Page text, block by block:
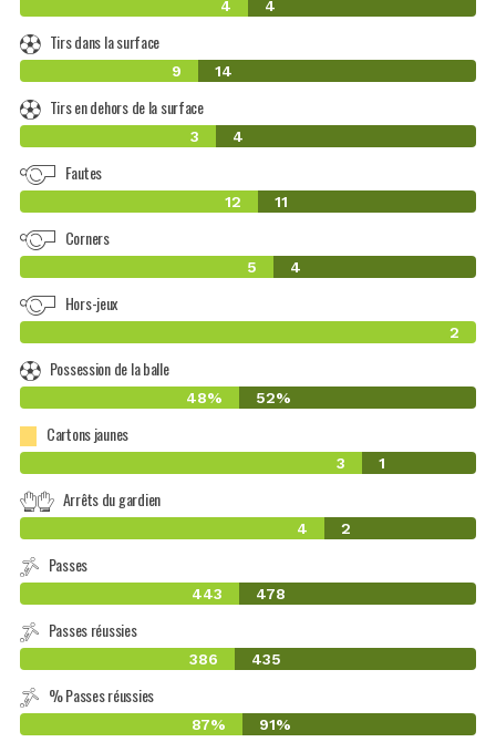
4 4
Tirs dans la surface
9 14
Tirs en dehors de la surface
3 4
Fautes
12 11
Corners
5 4
Hors-jeux
2
Possession de la balle
48% 52%
Cartons jaunes
3 1
Arrêts du gardien
4 2
Passes
443 478
Passes réussies
386 435
% Passes réussies
87% 91%